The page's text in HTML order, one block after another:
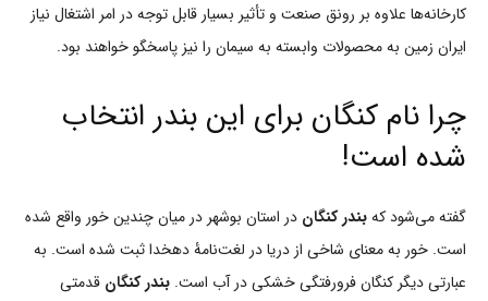
کارخانه‌ها علاوه بر رونق صنعت و تأثیر بسیار قابل توجه در امر اشتغال نیاز
ایران زمین به محصولات وابسته به سیمان را نیز پاسخگو خواهند بود.
چرا نام کنگان برای این بندر انتخاب
شده است!
گفته می‌شود کهبندر کنگان در استان بوشهر در میان چندین خور واقع شده
است. خور به معنای شاخی از دریا در لغت‌نامۀ دهخدا ثبت شده است. به
عبارتی دیگر کنگان فرورفتگی خشکی در آب است. بندر کنگان قدمتی